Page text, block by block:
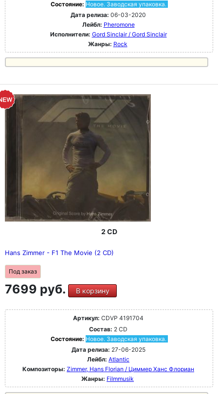
Состояние: Новое. Заводская упаковка.
Дата релиза: 06-03-2020
Лейбл: Pheromone
Исполнители: Gord Sinclair / Gord Sinclair
Жанры: Rock
2 CD
Hans Zimmer - F1 The Movie (2 CD)
Под заказ
7699 руб. В корзину
Артикул: CDVP 4191704
Состав: 2 CD
Состояние: Новое. Заводская упаковка.
Дата релиза: 27-06-2025
Лейбл: Atlantic
Композиторы: Zimmer, Hans Florian / Циммер Ханс Флориан
Жанры: Filmmusik